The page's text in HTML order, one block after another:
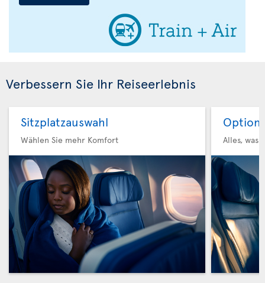
Verbessern Sie Ihr Reiseerlebnis
Sitzplatzauswahl
Wählen Sie mehr Komfort
Option
Alles, was